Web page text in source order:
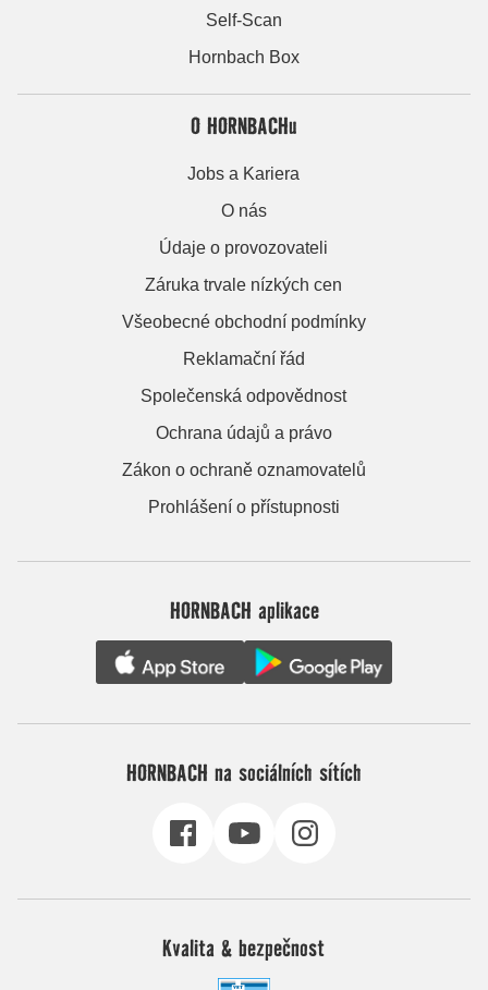
Self-Scan
Hornbach Box
O HORNBACHu
Jobs a Kariera
O nás
Údaje o provozovateli
Záruka trvale nízkých cen
Všeobecné obchodní podmínky
Reklamační řád
Společenská odpovědnost
Ochrana údajů a právo
Zákon o ochraně oznamovatelů
Prohlášení o přístupnosti
HORNBACH aplikace
HORNBACH na sociálních sítích
Kvalita & bezpečnost